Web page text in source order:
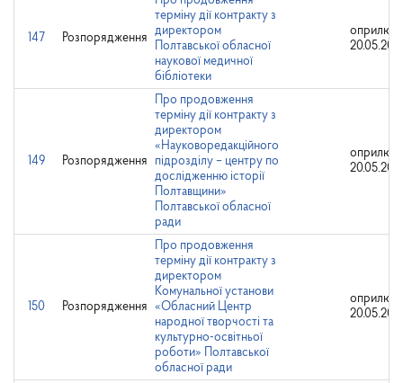
147 Розпорядження
терміну дії контракту з
директором
Полтавської обласної
наукової медичної
бібліотеки
149 Розпорядження
Про продовження
терміну дії контракту з
директором
«Науковоредакційного
підрозділу – центру по
дослідженню історії
Полтавщини»
Полтавської обласної
ради
150 Розпорядження
Про продовження
терміну дії контракту з
директором
Комунальної установи
«Обласний Центр
народної творчості та
культурно-освітньої
роботи» Полтавської
обласної ради